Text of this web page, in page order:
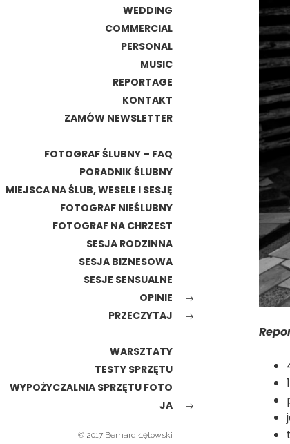
WEDDING
COMMERCIAL
PERSONAL
MUSIC
REPORTAGE
KONTAKT
ZAMÓW NEWSLETTER
FOTOGRAF ŚLUBNY – FAQ
PORADNIK ŚLUBNY
MIEJSCA NA ŚLUB, WESELE I SESJĘ
FOTOGRAF NIEŚLUBNY
FOTOGRAF NA CHRZEST
SESJA RODZINNA
SESJA BIZNESOWA
SESJE SENSUALNE
OPINIE
PRZECZYTAJ
WARSZTATY
TESTY SPRZĘTU
WYPOŻYCZALNIA SPRZĘTU FOTO
JA
© 2017 Bernard Łętowski